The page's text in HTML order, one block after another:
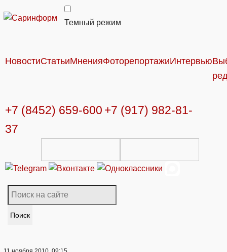
Темный режим
НовостиСтатьиМненияФоторепортажиИнтервью
+7 (8452) 659-600 +7 (917) 982-81-
37
Поиск